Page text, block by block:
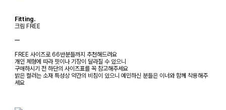
Fitting.
크림 FREE
ㅡ
FREE 사이즈로 66반분들까지 추천해드려요
개인 체형에 따라 핏이나 기장이 달라질 수 있으니
구매하시기 전 하단의 사이즈표를 꼭 참고해주세요
밝은 컬러는 소재 특성상 약간의 비침이 있으니 예민하신 분들은 이너와 함께 착용해주
세요